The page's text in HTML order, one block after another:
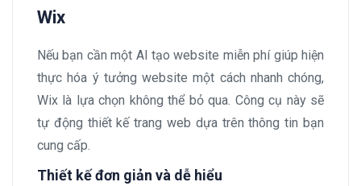
Wix
Nếu bạn cần một AI tạo website miễn phí giúp hiện
thực hóa ý tưởng website một cách nhanh chóng,
Wix là lựa chọn không thể bỏ qua. Công cụ này sẽ
tự động thiết kế trang web dựa trên thông tin bạn
cung cấp.
Thiết kế đơn giản và dễ hiểu